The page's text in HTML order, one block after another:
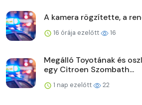
A kamera rögzítette, a
16 órája ezelőtt 16
Megálló Toyotának és
egy Citroen Szombath...
1 nap ezelőtt 22